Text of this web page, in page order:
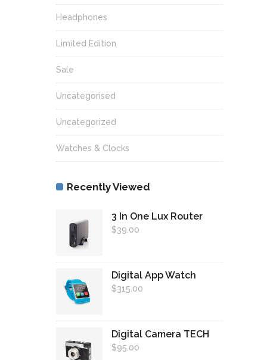
Headphones
Limited Edition
Sale
Uncategorised
Uncategorized
Watches & Clocks
Recently Viewed
3 In One Lux Router
$39.00
Digital App Watch
$315.00
Digital Camera TECH
$95.00